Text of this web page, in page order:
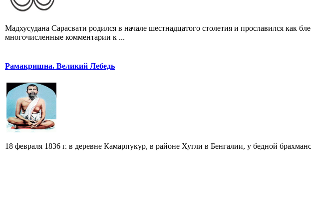
Мадхусудана Сарасвати родился в начале шестнадцатого столетия и прославился
многочисленные комментарии к ...
Рамакришна. Великий Лебедь
18 февраля 1836 г. в деревне Камарпукур, в районе Хугли в Бенгалии, у бедной